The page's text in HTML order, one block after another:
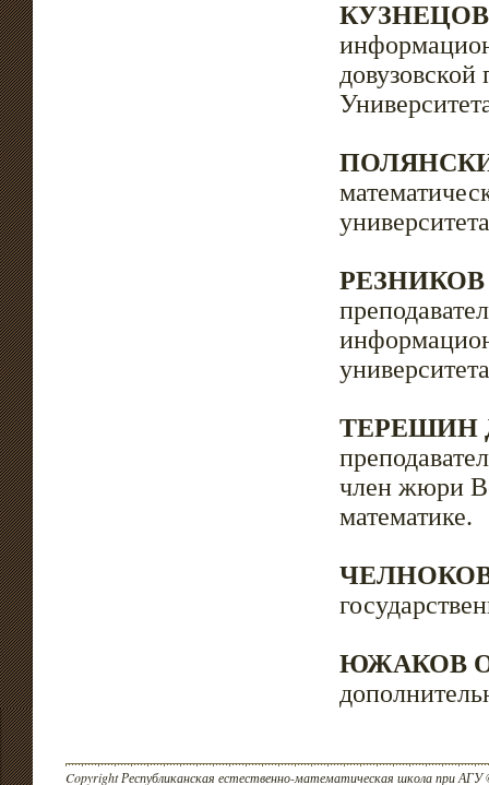
КУЗНЕЦОВ
РЕЗНИКОВ
ТЕРЕШИН
член жюри
математике.
ЧЕЛНОКОВ
ЮЖАКОВ
Copyright Республиканская естественно-математическая школа при АГУ